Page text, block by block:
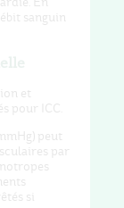
sanguin
et
pour ICC.
peut
par
si